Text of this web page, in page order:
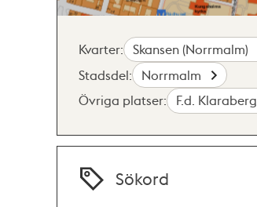
Kvarter:
Skansen (Norrmalm)
Stadsdel:
Norrmalm
Övriga platser:
F.d.
Sökord